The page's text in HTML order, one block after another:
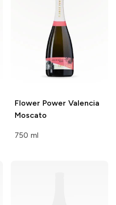
Flower PowerValencia
Moscato
750 ml